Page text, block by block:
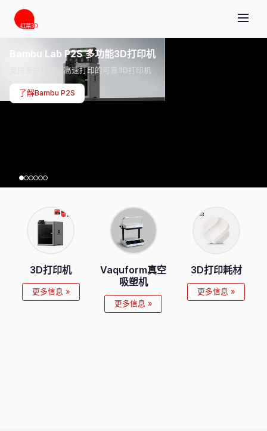
Bambu Lab P2S 多功能3D打印机
支持多色打印、高速打印的可靠3D打印机
了解Bambu P2S
3D打印机
更多信息 »
Vaquform真空
吸塑机
更多信息 »
3D打印耗材
更多信息 »